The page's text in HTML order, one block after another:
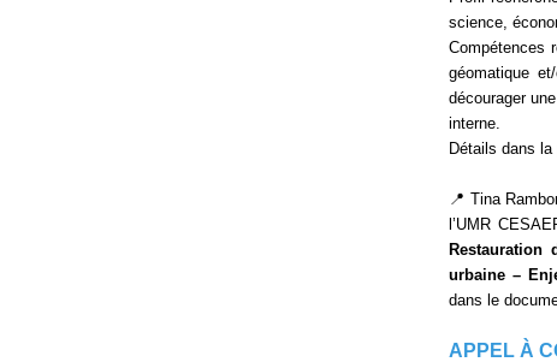
science,
Compétences
géomatique
décourager
interne.
Détails dans
📍 Tina
l’UMR
Restauration
urbaine –
dans le
APPEL À